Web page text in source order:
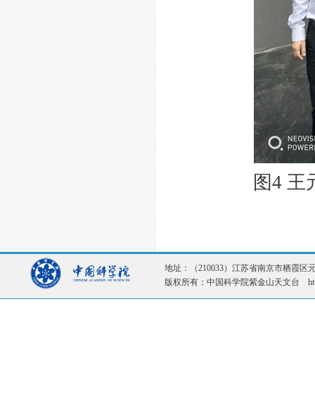
图4 王
地址：（210033）江苏省南京市栖霞
版权所有：中国科学院紫金山天文台